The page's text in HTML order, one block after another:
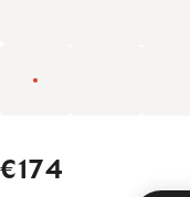
€174